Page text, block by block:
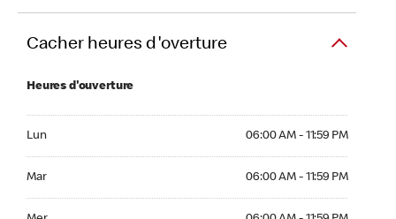
Cacher heures d'overture
Heures d'ouverture
Lun 06:00 AM - 11:59 PM
Mar 06:00 AM - 11:59 PM